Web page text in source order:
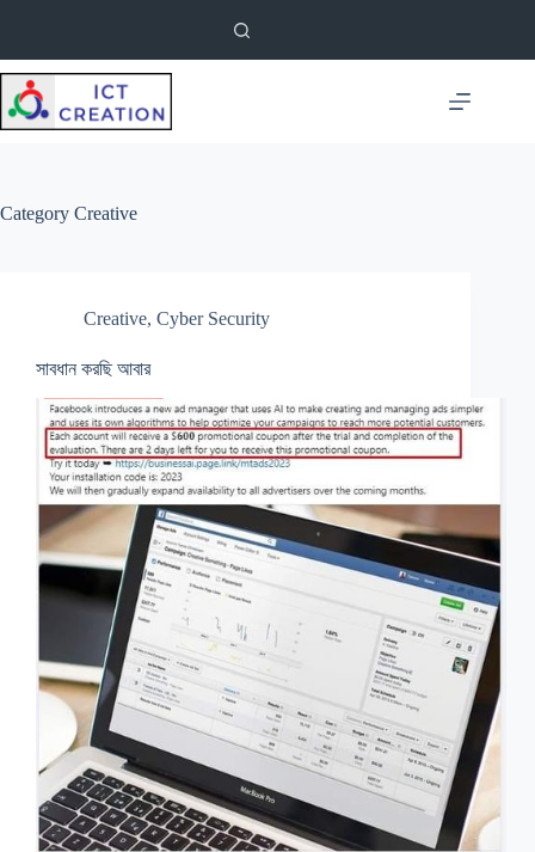
Category Creative
Creative, Cyber Security
সাবধান করছি আবার